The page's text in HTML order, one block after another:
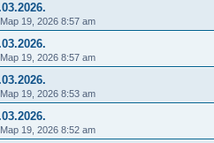
19, 2026 8:57 am
19, 2026 8:57 am
19, 2026 8:53 am
19, 2026 8:52 am